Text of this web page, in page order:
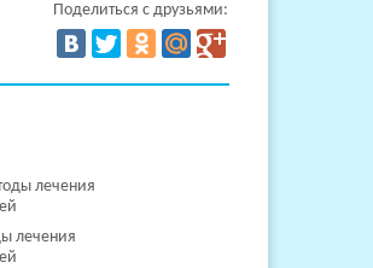
Поделиться с друзьями:
лечения